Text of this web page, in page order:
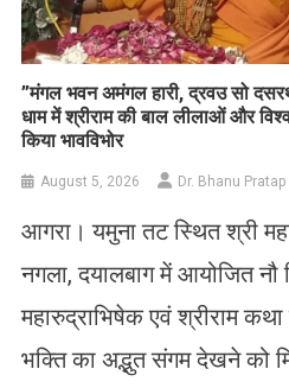
​”मंगल भवन अमंगल हारी, द्रवउ सो
धाम में श्रीराम की बाल लीलाओं और
किया भावविभोर
August 5, 2026 Dr. Bhanu Pratap
आगरा। यमुना तट स्थित श्री
नगला, दयालबाग में आयोजित नौ
महारुद्राभिषेक एवं श्रीराम
भक्ति का अद्भुत संगम देखने को